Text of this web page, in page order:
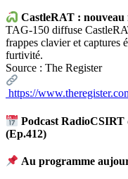
CastleRAT :
TAG-150 diffuse
frappes clavier et captures
furtivité.
Source : The Register
https://
Podcast RadioCSIRT
(Ep.412)
Au programme